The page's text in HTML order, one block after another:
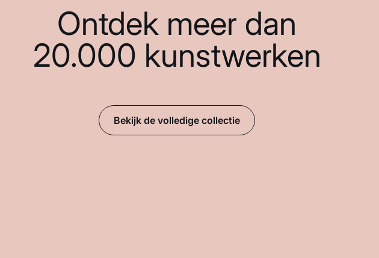
Ontdek meer dan
20.000 kunstwerken
Bekijk de volledige collectie